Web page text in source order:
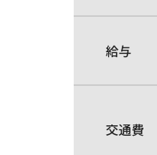
給与
交通費